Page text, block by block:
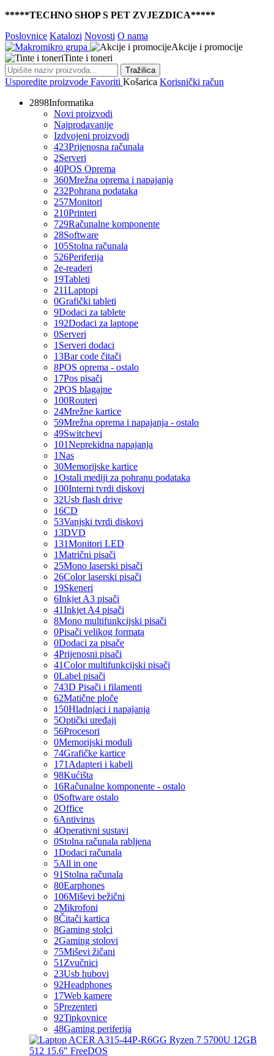
*****TECHNO SHOP S PET ZVJEZDICA*****
Poslovnice Katalozi Novosti O nama
Akcije i promocije
Tinte i toneri
Tražilica
Usporedite proizvode Favoriti Košarica Korisnički račun
2898Informatika
Novi proizvodi
Najprodavanije
Izdvojeni proizvodi
423Prijenosna računala
2Serveri
40POS Oprema
360Mrežna oprema i napajanja
232Pohrana podataka
257Monitori
210Printeri
729Računalne komponente
28Software
105Stolna računala
526Periferija
2e-readeri
19Tableti
211Laptopi
0Grafički tableti
9Dodaci za tablete
192Dodaci za laptope
0Serveri
1 Serveri dodaci
13Bar code čitači
8POS oprema - ostalo
17Pos pisači
2POS blagajne
100Routeri
24Mrežne kartice
59Mrežna oprema i napajanja - ostalo
49Switchevi
101Neprekidna napajanja
1Nas
30Memorijske kartice
1Ostali mediji za pohranu podataka
100Interni tvrdi diskovi
32Usb flash drive
16CD
53Vanjski tvrdi diskovi
13DVD
131Monitori LED
1Matrični pisači
25Mono laserski pisači
26Color laserski pisači
19Skeneri
6Inkjet A3 pisači
41Inkjet A4 pisači
8Mono multifunkcijski pisači
0Pisači velikog formata
0Dodaci za pisače
4Prijenosni pisači
41Color multifunkcijski pisači
0Label pisači
743D Pisači i filamenti
62Matične ploče
150Hladnjaci i napajanja
5Optički uređaji
56Procesori
0Memorijski moduli
74Grafičke kartice
171 Adapteri i kabeli
98Kućišta
16Računalne komponente - ostalo
0Software ostalo
2Office
6Antivirus
4Operativni sustavi
0Stolna računala rabljena
1Dodaci računala
5All in one
91 Stolna računala
80Earphones
106Miševi bežični
2Mikrofoni
8Čitači kartica
8Gaming stolci
2Gaming stolovi
75Miševi žičani
51 Zvučnici
23Usb hubovi
92Headphones
17Web kamere
5Prezenteri
92Tipkovnice
48Gaming periferija